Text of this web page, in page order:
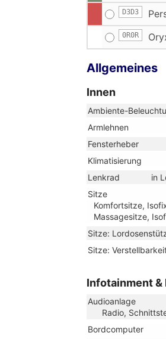
D3D3
0R0R
Allgemeines
Innen
Ambiente-
Armlehnen
Fensterheber
Klimatisierung
Lenkrad
in
Sitze
Komfortsitze,
Massagesitze,
Sitze:
Sitze:
Infotainment &
Audioanlage
Radio,
Bordcomputer